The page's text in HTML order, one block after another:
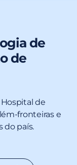
de
de
de
fronteiras e
do país.